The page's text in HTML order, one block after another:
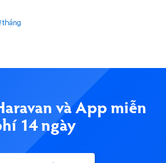
và App miễn
14 ngày